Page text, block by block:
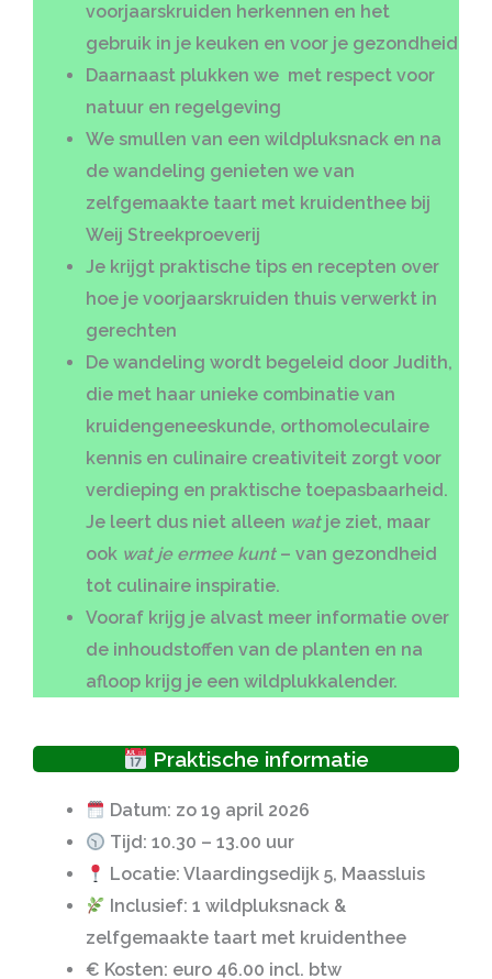
voorjaarskruiden herkennen en het
gebruik in je keuken en voor je gezondheid
Daarnaast plukken we met respect voor
natuur en regelgeving
We smullen van een wildpluksnack en na
de wandeling genieten we van
zelfgemaakte taart met kruidenthee bij
Weij Streekproeverij
Je krijgt praktische tips en recepten over
hoe je voorjaarskruiden thuis verwerkt in
gerechten
De wandeling wordt begeleid door Judith,
die met haar unieke combinatie van
kruidengeneeskunde, orthomoleculaire
kennis en culinaire creativiteit zorgt voor
verdieping en praktische toepasbaarheid.
Je leert dus niet alleen watje ziet, maar
ook wat je ermee kunt– van gezondheid
tot culinaire inspiratie.
Vooraf krijg je alvast meer informatie over
de inhoudstoffen van de planten en na
afloop krijg je een wildplukkalender.
Praktische informatie
Datum: zo 19 april 2026
Tijd: 10.30 – 13.00 uur
Locatie: Vlaardingsedijk 5, Maassluis
Inclusief: 1 wildpluksnack &
zelfgemaakte taart met kruidenthee
€ Kosten: euro 46.00 incl. btw